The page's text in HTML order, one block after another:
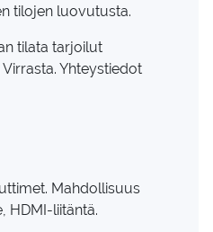
tilojen luovutusta.
tilata tarjoilut
Yhteystiedot
Mahdollisuus
HDMI-liitäntä.